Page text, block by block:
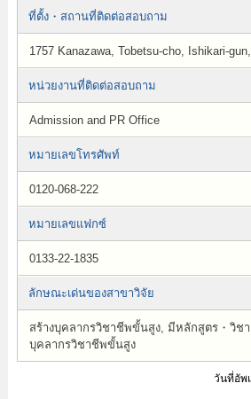
ที่ตั้ง・สถานที่ติดต่อสอบถาม
1757 Kanazawa, Tobetsu-cho, Ishikari-
หน่วยงานที่ติดต่อสอบถาม
Admission and PR Office
หมายเลขโทรศัพท์
0120-068-222
หมายเลขแฟกซ์
0133-22-1835
ลักษณะเด่นของสาขาวิจัย
สร้างบุคลากรวิชาชีพขั้นสูง, มีหลักสูตร・วิชา
บุคลากรวิชาชีพขั้นสูง
วันที่อัพ